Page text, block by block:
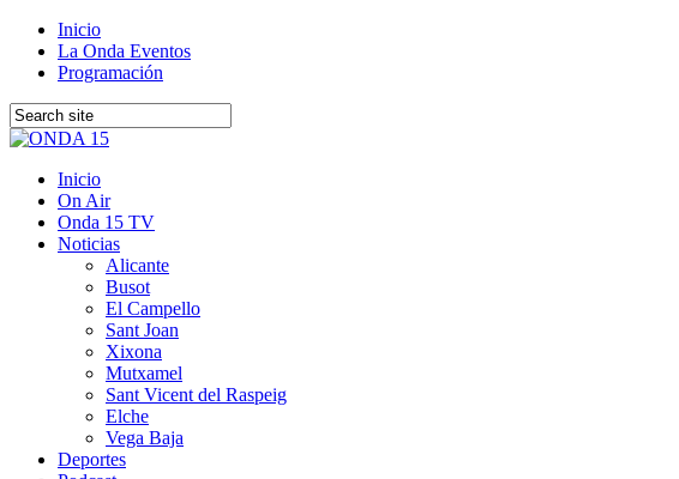
Inicio
La Onda Eventos
Programación
Inicio
On Air
Onda 15 TV
Noticias
Alicante
Busot
El Campello
Sant Joan
Xixona
Mutxamel
Sant Vicent del Raspeig
Elche
Vega Baja
Deportes